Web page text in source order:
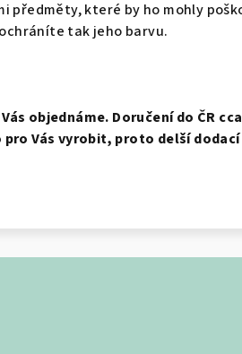
předměty, které by ho mohly
tak jeho barvu.
objednáme. Doručení do ČR
Vás vyrobit, proto delší dodací